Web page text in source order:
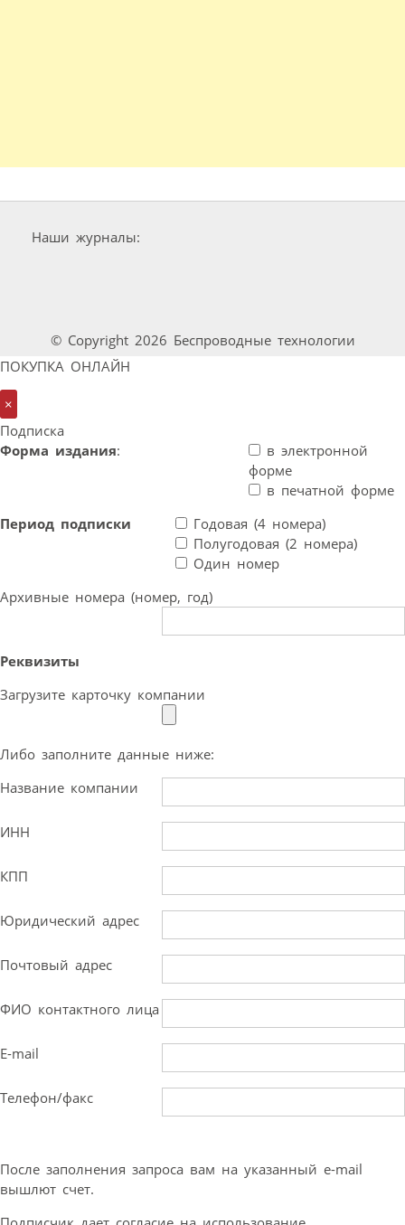
Наши журналы:
© Copyright 2026 Беспроводные технологии
ПОКУПКА ОНЛАЙН
×
Подписка
Форма издания:
в электронной
форме
в печатной форме
Период подписки
Годовая (4 номера)
Полугодовая (2 номера)
Один номер
Архивные номера (номер, год)
Реквизиты
Загрузите карточку компании
Либо заполните данные ниже:
Название компании
ИНН
КПП
Юридический адрес
Почтовый адрес
ФИО контактного лица
E-mail
Телефон/факс
После заполнения запроса вам на указанный e-mail
вышлют счет.